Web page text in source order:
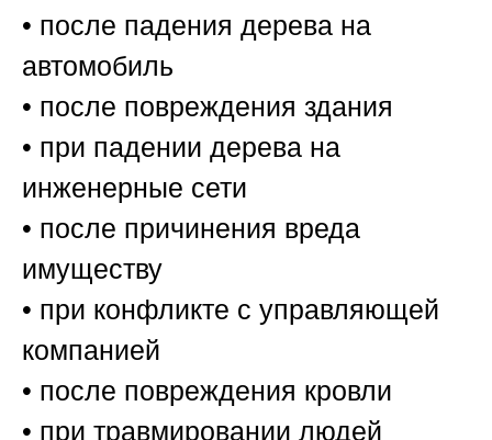
• после падения дерева на
автомобиль
• после повреждения здания
• при падении дерева на
инженерные сети
• после причинения вреда
имуществу
• при конфликте с управляющей
компанией
• после повреждения кровли
• при травмировании людей